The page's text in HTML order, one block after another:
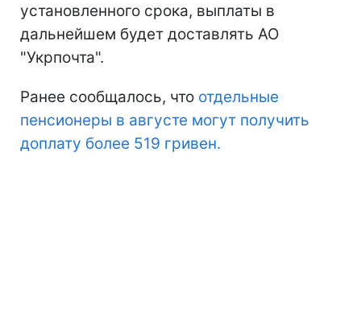
установленного срока, выплаты в
дальнейшем будет доставлять АО
"Укрпочта".
Ранее сообщалось, что отдельные
пенсионеры в августе могут получить
доплату более 519 гривен.